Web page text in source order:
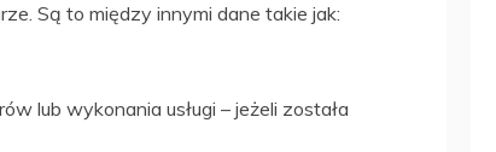
Są to między innymi dane takie jak:
lub wykonania usługi – jeżeli została